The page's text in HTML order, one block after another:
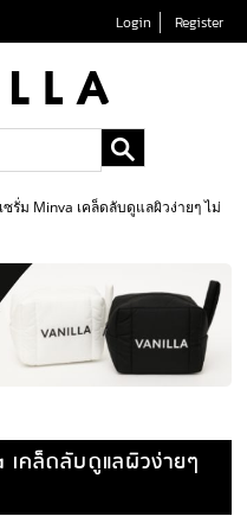
Login Register
ซรั่ม Minva เคล็ดลับดูแลผิวง่ายๆ ไม่
เคล็ดลับดูแลผิวง่ายๆ